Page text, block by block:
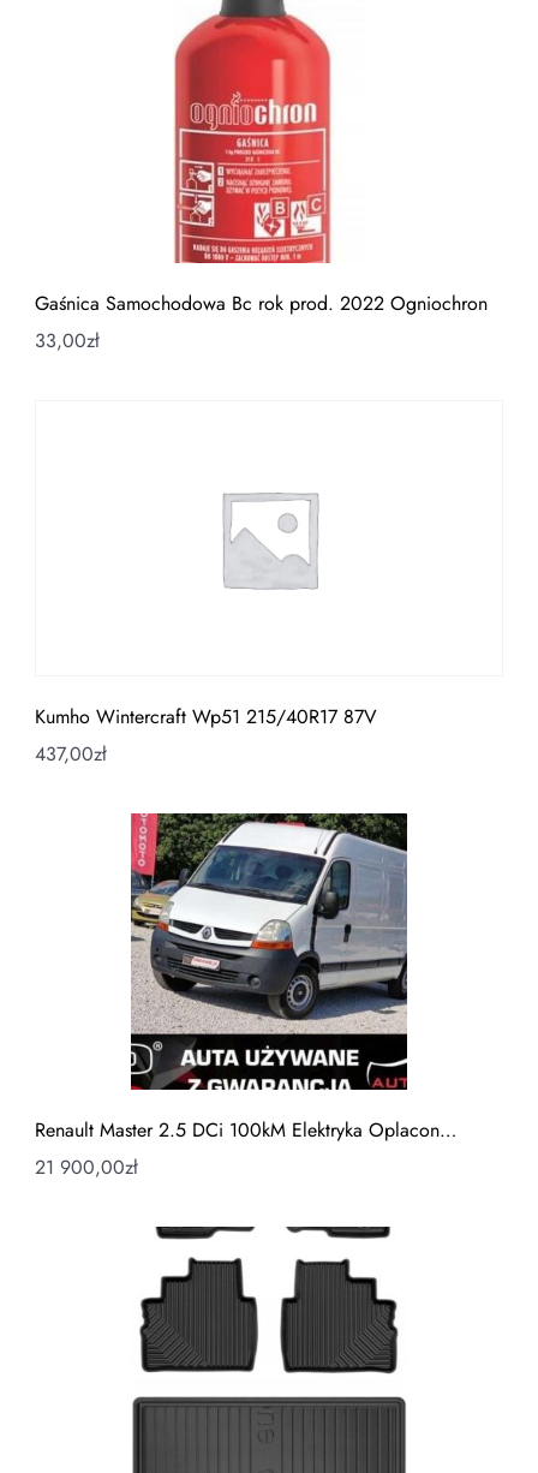
Gaśnica Samochodowa Bc rok prod. 2022 Ogniochron
33,00zł
Kumho Wintercraft Wp51 215/40R17 87V
437,00zł
Renault Master 2.5 DCi 100kM Elektryka Oplacon…
21 900,00zł